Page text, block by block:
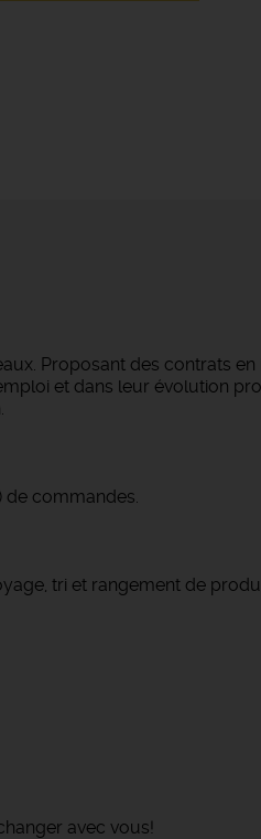
Proposant des contrats
et dans leur évolution
de commandes.
tri et rangement de
avec vous!